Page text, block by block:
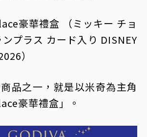
豪華禮盒 （ミッキー チョ
プラス カード入り DISNEY
）
品之一，就是以米奇為主角
豪華禮盒」。